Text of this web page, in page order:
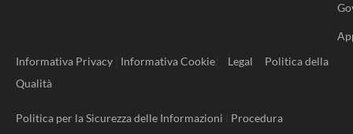
Informativa Privacy
Informativa Cookie Legal
Politica della
Qualità
Politica per la Sicurezza delle Informazioni
Procedura